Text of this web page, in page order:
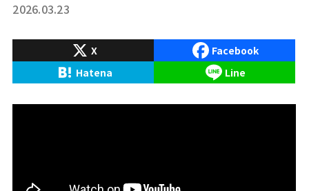
2026.03.23
X
Facebook
Hatena
Line